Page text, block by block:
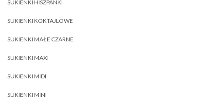
SUKIENKI HISZPANKI
SUKIENKI KOKTAJLOWE
SUKIENKI MAŁE CZARNE
SUKIENKI MAXI
SUKIENKI MIDI
SUKIENKI MINI